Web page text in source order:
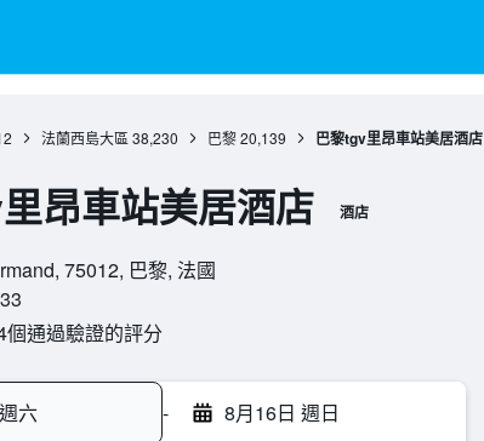
法蘭西島大區 38,230 巴黎 20,139 巴黎tgv里昂車站美居酒店
昂車站美居酒店 酒店
75012, 巴黎, 法國
個通過驗證的評分
六 - 8月16日 週日